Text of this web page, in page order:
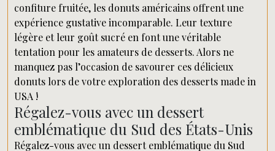
confiture fruitée, les donuts américains offrent une
expérience gustative incomparable. Leur texture
légère et leur goût sucré en font une véritable
tentation pour les amateurs de desserts. Alors ne
manquez pas l’occasion de savourer ces délicieux
donuts lors de votre exploration des desserts made in
USA !
Régalez-vous avec un dessert
emblématique du Sud des États-Unis
Régalez-vous avec un dessert emblématique du Sud